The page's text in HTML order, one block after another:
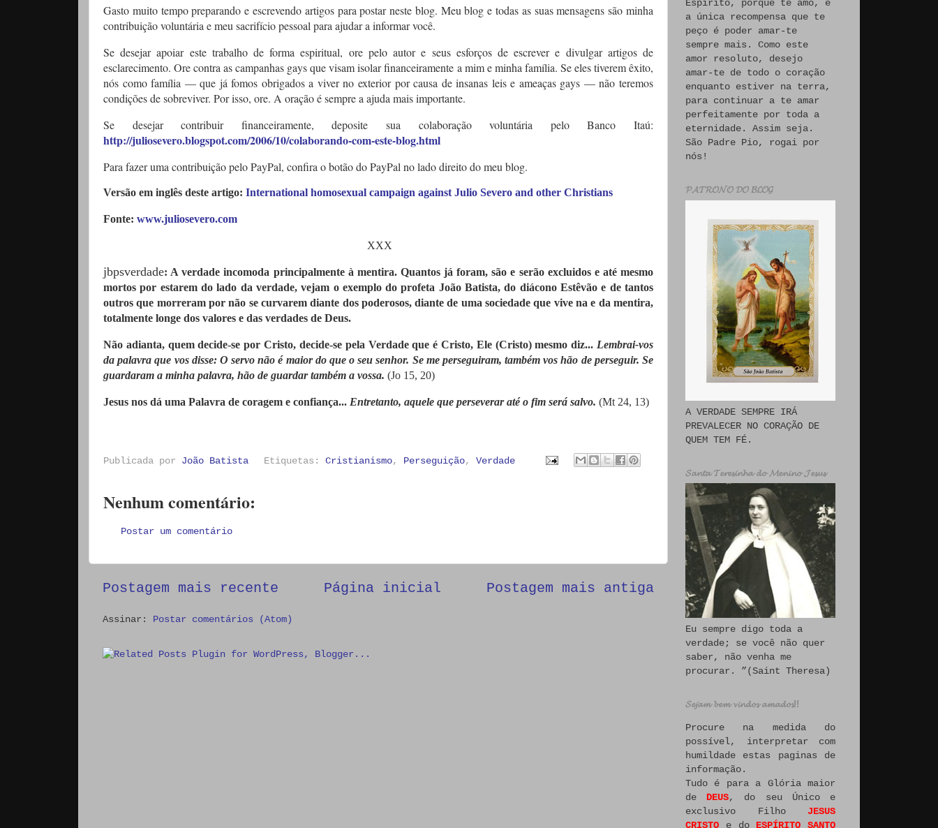
Gasto muito tempo preparando e escrevendo artigos para postar neste blog. Meu blog e todas as suas mensagens são minha
contribuição voluntária e meu sacrifício pessoal para ajudar a informar você.
Se desejar apoiar este trabalho de forma espiritual, ore pelo autor e seus esforços de escrever e divulgar artigos de
esclarecimento. Ore contra as campanhas gays que visam isolar financeiramente a mim e minha família. Se eles tiverem êxito,
nós como família — que já fomos obrigados a viver no exterior por causa de insanas leis e ameaças gays — não teremos
condições de sobreviver. Por isso, ore. A oração é sempre a ajuda mais importante.
Se desejar contribuir financeiramente, deposite sua colaboração voluntária pelo Banco Itaú:
http://juliosevero.blogspot.com/2006/10/colaborando-com-este-blog.html
Para fazer uma contribuição pelo PayPal, confira o botão do PayPal no lado direito do meu blog.
Versão em inglês deste artigo: International homosexual campaign against Julio Severo and other Christians
Fonte: www.juliosevero.com
XXX
jbpsverdade: A verdade incomoda principalmente à mentira. Quantos já foram, são e serão excluidos e até mesmo
mortos por estarem do lado da verdade, vejam o exemplo do profeta João Batista, do diácono Estêvão e de tantos
outros que morreram por não se curvarem diante dos poderosos, diante de uma sociedade que vive na e da mentira,
totalmente longe dos valores e das verdades de Deus.
Não adianta, quem decide-se por Cristo, decide-se pela Verdade que é Cristo, Ele (Cristo) mesmo diz... Lembrai-vos
da palavra que vos disse: O servo não é maior do que o seu senhor. Se me perseguiram, também vos hão de perseguir. Se
guardaram a minha palavra, hão de guardar também a vossa. (Jo 15, 20)
Jesus nos dá uma Palavra de coragem e confiança... Entretanto, aquele que perseverar até o fim será salvo. (Mt 24, 13)
Publicada por João Batista Etiquetas:Cristianismo, Perseguição,Verdade
Nenhum comentário:
Postar um comentário
Postagem mais recente Postagem mais antiga
Página inicial
Assinar: Postar comentários (Atom)
Espírito, porque te amo, e
a única recompensa que te
peço é poder amar-te
sempre mais. Como este
amor resoluto, desejo
amar-te de todo o coração
enquanto estiver na terra,
para continuar a te amar
perfeitamente por toda a
eternidade. Assim seja.
São Padre Pio, rogai por
nós!
𝓟𝓐𝓣𝓡𝓞𝓝𝓞 𝓓𝓞 𝓑𝓛𝓞𝓖
A VERDADE SEMPRE IRÁ
PREVALECER NO CORAÇÃO DE
QUEM TEM FÉ.
𝓢𝓪𝓷𝓽𝓪 𝓣𝓮𝓻𝓮𝓼𝓲𝓷𝓱𝓪 𝓭𝓸 𝓜𝓮𝓷𝓲𝓷𝓸 𝓙𝓮𝓼𝓾𝓼
Eu sempre digo toda a
verdade; se você não quer
saber, não venha me
procurar. ”(Saint Theresa)
𝓢𝓮𝓳𝓪𝓶 𝓫𝓮𝓶 𝓿𝓲𝓷𝓭𝓸𝓼 𝓪𝓶𝓪𝓭𝓸𝓼!!
Procure na medida do
possível, interpretar com
humildade estas paginas de
informação.
Tudo é para a Glória maior
de DEUS, do seu Único e
exclusivo Filho JESUS
CRISTO e do ESPÍRITO SANTO